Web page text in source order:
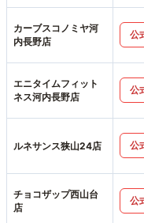
カーブスコノミヤ河
内長野店
公
エニタイムフィット
ネス河内長野店
公
ルネサンス狭山24店 公
チョコザップ西山台
店
公